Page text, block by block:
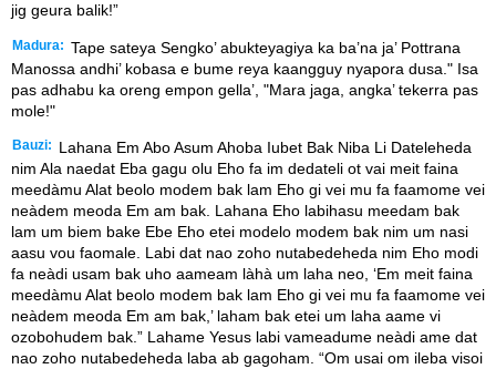
jig geura balik!”
Madura: Tape sateya Sengko’ abukteyagiya ka ba’na ja’ Pottrana
Manossa andhi’ kobasa e bume reya kaangguy nyapora dusa." Isa
pas adhabu ka oreng empon gella’, "Mara jaga, angka’ tekerra pas
mole!"
Bauzi:
Lahana Em Abo Asum Ahoba Iubet Bak Niba Li Dateleheda
nim Ala naedat Eba gagu olu Eho fa im dedateli ot vai meit faina
meedàmu Alat beolo modem bak lam Eho gi vei mu fa faamome vei
neàdem meoda Em am bak. Lahana Eho labihasu meedam bak
lam um biem bake Ebe Eho etei modelo modem bak nim um nasi
aasu vou faomale. Labi dat nao zoho nutabedeheda nim Eho modi
fa neàdi usam bak uho aameam làhà um laha neo, ‘Em meit faina
meedàmu Alat beolo modem bak lam Eho gi vei mu fa faamome vei
neàdem meoda Em am bak,’ laham bak etei um laha aame vi
ozobohudem bak.” Lahame Yesus labi vameadume neàdi ame dat
nao zoho nutabedeheda laba ab gagoham. “Om usai om ileba visoi